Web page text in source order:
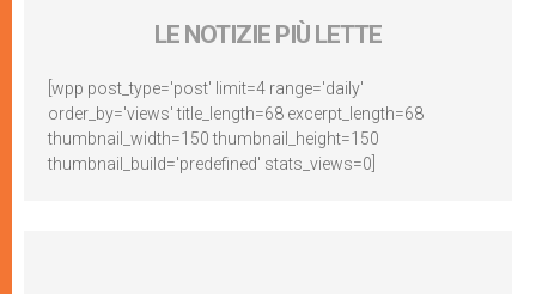
LE NOTIZIE PIÙ LETTE
[wpp post_type='post' limit=4 range='daily'
order_by='views' title_length=68 excerpt_length=68
thumbnail_width=150 thumbnail_height=150
thumbnail_build='predefined' stats_views=0]